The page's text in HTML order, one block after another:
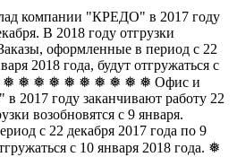
компании "КРЕДО" в 2017 году
В 2018 году отгрузки
оформленные в период с 22
2018 года, будут отгружаться с
❅ ❅ ❅ ❅ ❅ ❅ ❅ ❅ ❅ ❅ Офис и
2017 году заканчивают работу 22
возобновятся с 9 января.
с 22 декабря 2017 года по 9
с 10 января 2018 года. ❅